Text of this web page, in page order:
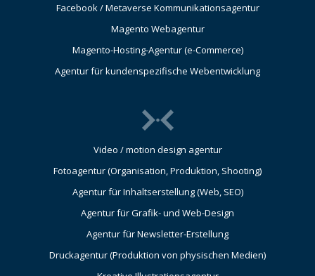
Facebook / Metaverse Kommunikationsagentur
Magento Webagentur
Magento-Hosting-Agentur (e-Commerce)
Agentur für kundenspezifische Webentwicklung
Video / motion design agentur
Fotoagentur (Organisation, Produktion, Shooting)
Agentur für Inhaltserstellung (Web, SEO)
Agentur für Grafik- und Web-Design
Agentur für Newsletter-Erstellung
Druckagentur (Produktion von physischen Medien)